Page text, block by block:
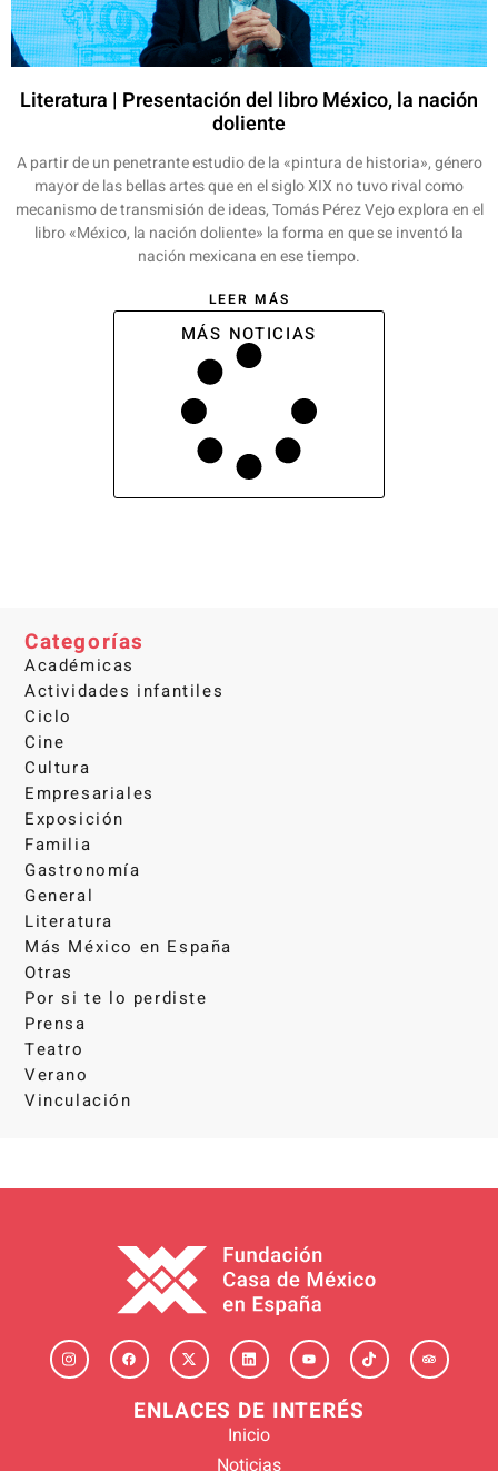
Categorías
Académicas
Actividades infantiles
Ciclo
Cine
Cultura
Empresariales
Exposición
Familia
Gastronomía
General
Literatura
Más México en España
Otras
Por si te lo perdiste
Prensa
Teatro
Verano
Vinculación
Literatura | Presentación del libro México, la nación
doliente
A partir de un penetrante estudio de la «pintura de historia», género
mayor de las bellas artes que en el siglo XIX no tuvo rival como
mecanismo de transmisión de ideas, Tomás Pérez Vejo explora en el
libro «México, la nación doliente» la forma en que se inventó la
nación mexicana en ese tiempo.
LEER MÁS
MÁS NOTICIAS
ENLACES DE INTERÉS
Inicio
Noticias